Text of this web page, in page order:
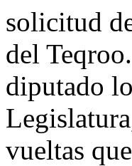
solicitud
del
diputado
vueltas